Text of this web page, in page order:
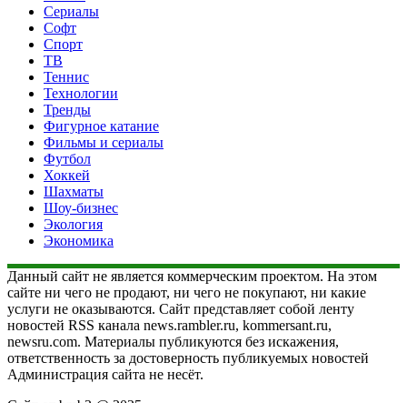
Сериалы
Софт
Спорт
ТВ
Теннис
Технологии
Тренды
Фигурное катание
Фильмы и сериалы
Футбол
Хоккей
Шахматы
Шоу-бизнес
Экология
Экономика
Данный сайт не является коммерческим проектом. На этом
сайте ни чего не продают, ни чего не покупают, ни какие
услуги не оказываются. Сайт представляет собой ленту
новостей RSS канала news.rambler.ru, kommersant.ru,
newsru.com. Материалы публикуются без искажения,
ответственность за достоверность публикуемых новостей
Администрация сайта не несёт.